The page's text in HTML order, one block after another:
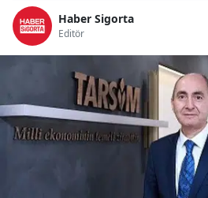
Haber Sigorta
Editör